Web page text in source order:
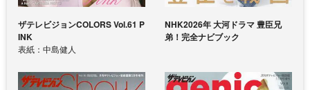
ザテレビジョンCOLORS Vol.61 P
INK
表紙：中島健人
NHK2026年 大河ドラマ 豊臣兄
弟！完全ナビブック